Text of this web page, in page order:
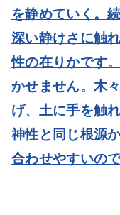
を静めていく。
深い静けさに触
性の在りかです
かせません。木
げ、土に手を触
神性と同じ根源
合わせやすいので